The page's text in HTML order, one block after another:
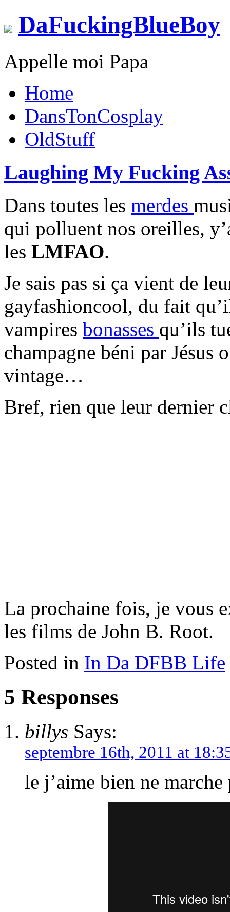
DaFuckingBlueBoy
Appelle moi Papa
Home
DansTonCosplay
OldStuff
Laughing My Fucking
Dans toutes les merdes
qui polluent nos oreilles,
les LMFAO.
Je sais pas si ça vient de
gayfashioncool, du fait
vampires bonasses qu’ils
champagne béni par Jésus
vintage…
Bref, rien que leur dernier
La prochaine fois, je vous
les films de John B. Root.
Posted in In Da DFBB Life
5 Responses
billys Says:
septembre 16th, 2011 at
le j’aime bien ne